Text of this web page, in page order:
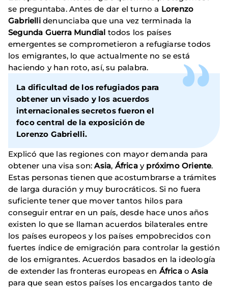
se preguntaba. Antes de dar el turno a Lorenzo
Gabriellidenunciaba que una vez terminada la
Segunda Guerra Mundial todos los países
emergentes se comprometieron a refugiarse todos
los emigrantes, lo que actualmente no se está
haciendo y han roto, así, su palabra.
La dificultad de los refugiados para
obtener un visado y los acuerdos
internacionales secretos fueron el
foco central de la exposición de
Lorenzo Gabrielli.
Explicó que las regiones con mayor demanda para
obtener una visa son:Asia, Áfricay próximo Oriente.
Estas personas tienen que acostumbrarse a trámites
de larga duración y muy burocráticos. Si no fuera
suficiente tener que mover tantos hilos para
conseguir entrar en un país, desde hace unos años
existen lo que se llaman acuerdos bilaterales entre
los países europeos y los países empobrecidos con
fuertes índice de emigración para controlar la gestión
de los emigrantes. Acuerdos basados ​​en la ideología
de extender las fronteras europeas en ÁfricaoAsia
para que sean estos países los encargados tanto de